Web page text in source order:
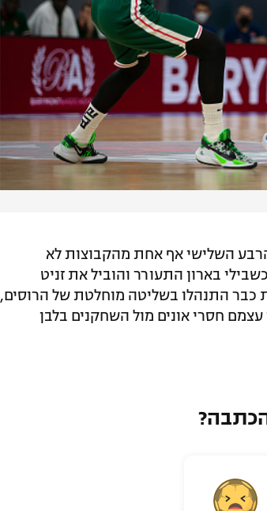
השלישי אף אחת מהקבוצות לא
בארון התעורר והוביל את זניט
כבר התנהלו בשליטה מוחלטת של הרוסים,
חסרי אונים מול השחקנים בלבן